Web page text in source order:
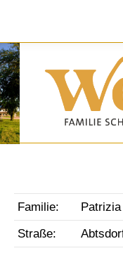
Familie:
Straße: